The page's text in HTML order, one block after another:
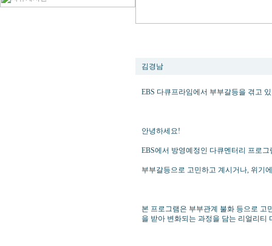
김경남
EBS 다큐프라임에서 부부갈등을 겪고
안녕하세요!
EBS에서 방영예정인 다큐멘터리 프로그
부부갈등으로 고민하고 계시거나, 위기
본 프로그램은 부부관계 불화 등으로 고
을 받아 변화되는 과정을 담는 리얼리티